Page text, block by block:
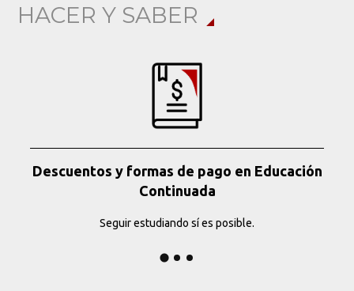
HACER Y SABER
Descuentos y formas de pago en Educación
Continuada
Seguir estudiando sí es posible.